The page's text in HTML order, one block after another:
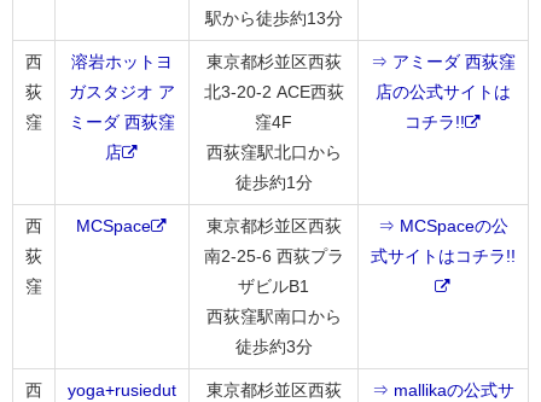
駅から徒歩約13分
西
荻
窪
溶岩ホットヨ
ガスタジオ ア
ミーダ 西荻窪
店
東京都杉並区西荻
北3-20-2 ACE西荻
窪4F
西荻窪駅北口から
徒歩約1分
⇒ アミーダ 西荻窪
店の公式サイトは
コチラ!!
西
荻
窪
MCSpace
東京都杉並区西荻
南2-25-6 西荻プラ
ザビルB1
西荻窪駅南口から
徒歩約3分
⇒ MCSpaceの公
式サイトはコチラ!!
西
yoga+rusiedut
東京都杉並区西荻
⇒ mallikaの公式サ